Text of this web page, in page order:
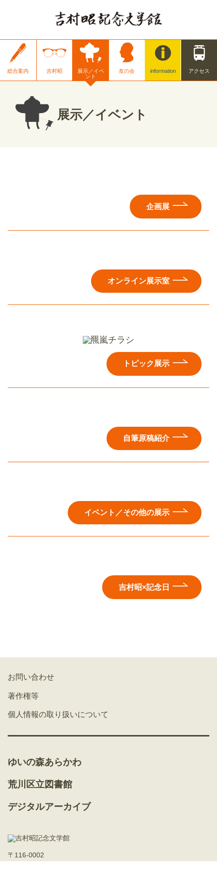
総合案内 吉村昭
展示／イベ
ント
友の会 information アクセス
展示／イベント
企画展
オンライン展示室
トピック展示
自筆原稿紹介
イベント／その他の展示
吉村昭×記念日
お問い合わせ
著作権等
個人情報の取り扱いについて
ゆいの森あらかわ
荒川区立図書館
デジタルアーカイブ
〒116-0002